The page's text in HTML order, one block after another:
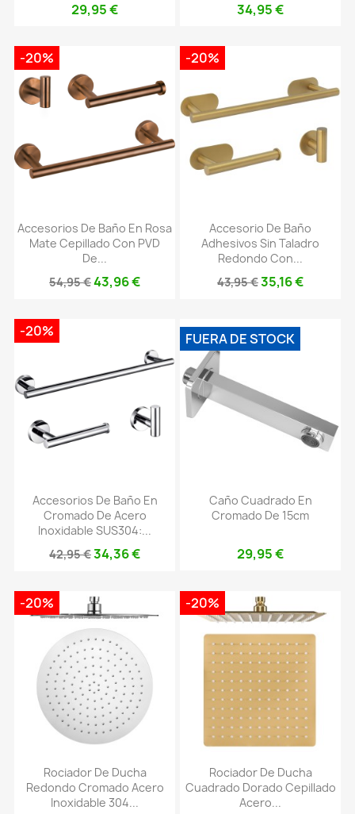
29,95 € 34,95 €
Accesorios De Baño En Rosa
Mate Cepillado Con PVD
De...
54,95 €43,96 €
-20%
Accesorio De Baño
Adhesivos Sin Taladro
Redondo Con...
43,95 €35,16 €
-20%
Accesorios De Baño En
Cromado De Acero
Inoxidable SUS304:...
42,95 €34,36 €
-20%
Caño Cuadrado En
Cromado De 15cm
29,95 €
FUERA DE STOCK
Rociador De Ducha
Redondo Cromado Acero
Inoxidable 304...
-20%
Rociador De Ducha
Cuadrado Dorado Cepillado
Acero...
-20%